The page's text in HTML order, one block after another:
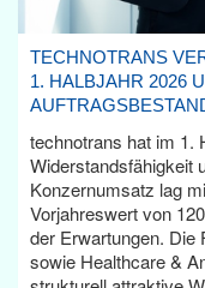
TECHNOTRANS
1. HALBJAHR 2026
technotrans hat im 1.
Widerstandsfähigkeit
Konzernumsatz lag
Vorjahreswert von
der Erwartungen.
sowie Healthcare &